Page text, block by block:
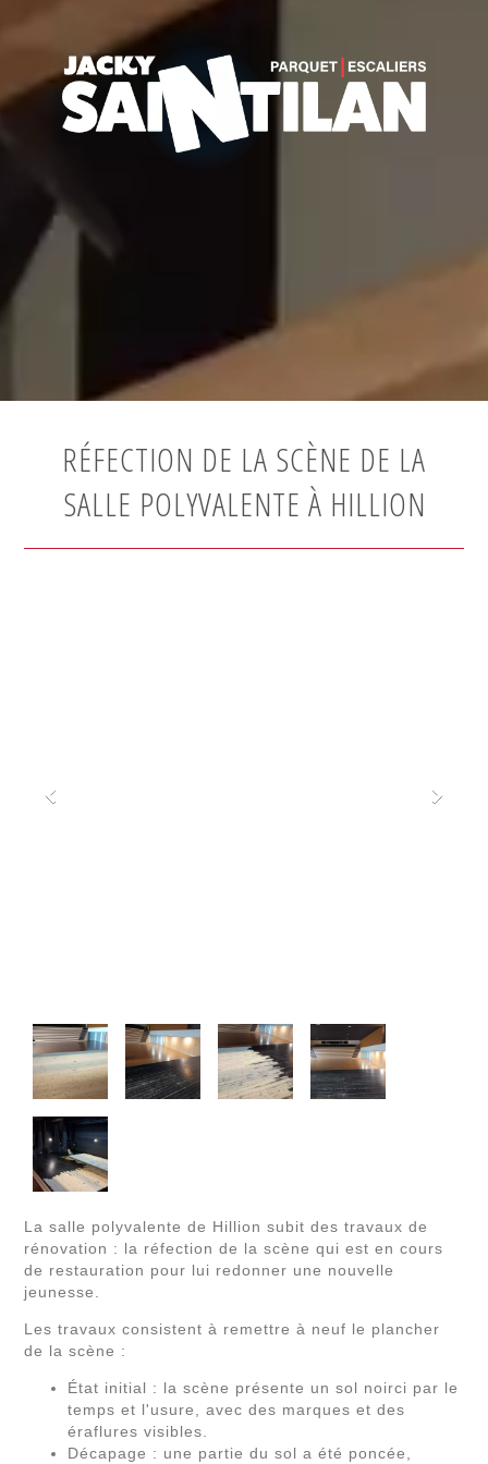
RÉFECTION DE LA SCÈNE DE LA
SALLE POLYVALENTE À HILLION
La salle polyvalente de Hillion subit des travaux de
rénovation : la réfection de la scène qui est en cours
de restauration pour lui redonner une nouvelle
jeunesse.
Les travaux consistent à remettre à neuf le plancher
de la scène :
État initial : la scène présente un sol noirci par le
temps et l'usure, avec des marques et des
éraflures visibles.
Décapage : une partie du sol a été poncée,